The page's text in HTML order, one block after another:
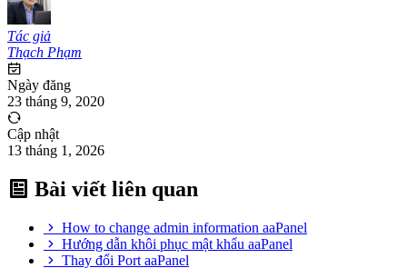
Tác giả
Thạch Phạm
Ngày đăng
23 tháng 9, 2020
Cập nhật
13 tháng 1, 2026
Bài viết liên quan
How to change admin information aaPanel
Hướng dẫn khôi phục mật khẩu aaPanel
Thay đổi Port aaPanel